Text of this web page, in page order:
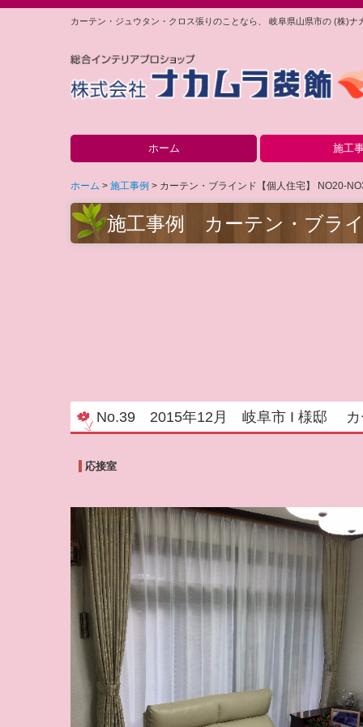
カーテン・ジュウタン・クロス張りのことなら、 岐阜県山県市の (株)ナ
ホーム 施工
アイテム別にみる
カーテン・ブライ
カーテン・ブライ
クロス・床工事等
クロス・床工事等
ホーム 施工事例 カーテン・ブラインド【個人住宅】 NO20-
施工事例 カーテン・ブラ
No.39 2015年12月 岐阜市 I 様邸 カ
応接室